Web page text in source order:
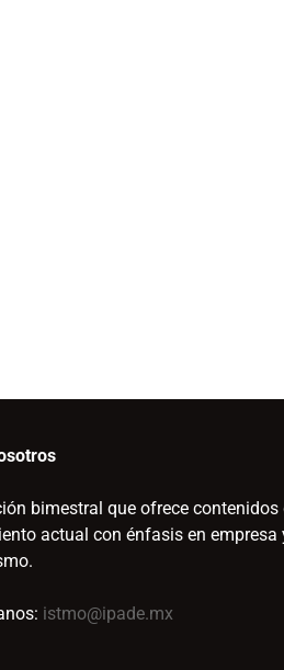
bimestral que ofrece contenidos
actual con énfasis en empresa
istmo@ipade.mx